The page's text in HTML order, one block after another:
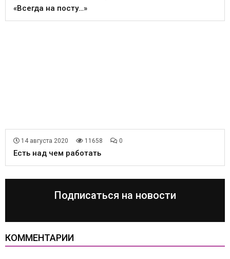
«Всегда на посту…»
14 августа 2020 11658 0
Есть над чем работать
Подписаться на новости
КОММЕНТАРИИ